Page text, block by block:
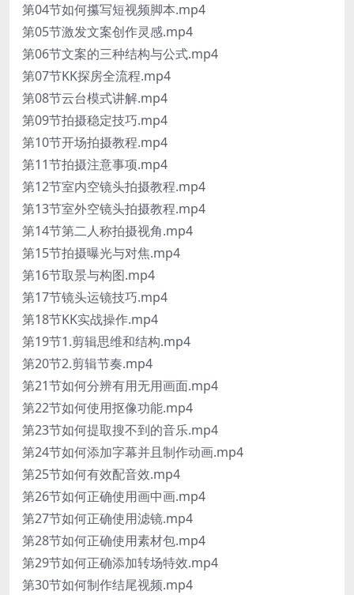
第04节如何攥写短视频脚本.mp4
第05节激发文案创作灵感.mp4
第06节文案的三种结构与公式.mp4
第07节KK探房全流程.mp4
第08节云台模式讲解.mp4
第09节拍摄稳定技巧.mp4
第10节开场拍摄教程.mp4
第11节拍摄注意事项.mp4
第12节室内空镜头拍摄教程.mp4
第13节室外空镜头拍摄教程.mp4
第14节第二人称拍摄视角.mp4
第15节拍摄曝光与对焦.mp4
第16节取景与构图.mp4
第17节镜头运镜技巧.mp4
第18节KK实战操作.mp4
第19节1.剪辑思维和结构.mp4
第20节2.剪辑节奏.mp4
第21节如何分辨有用无用画面.mp4
第22节如何使用抠像功能.mp4
第23节如何提取搜不到的音乐.mp4
第24节如何添加字幕并且制作动画.mp4
第25节如何有效配音效.mp4
第26节如何正确使用画中画.mp4
第27节如何正确使用滤镜.mp4
第28节如何正确使用素材包.mp4
第29节如何正确添加转场特效.mp4
第30节如何制作结尾视频.mp4